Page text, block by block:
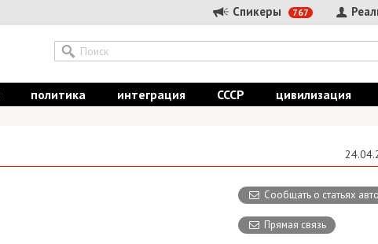
Спикеры 767
политика интеграция СССР цивилизация
Сообщать о статьях
Прямая связь